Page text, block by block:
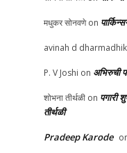
मधुकर सोनवणेon
avinah d
P. V Joshi on अभिरुची
शोभना तीर्थळी on पगारी
तीर्थळी
Pradeep Karode